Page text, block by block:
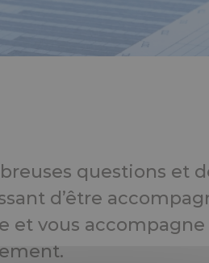
questions et
d’être
vous